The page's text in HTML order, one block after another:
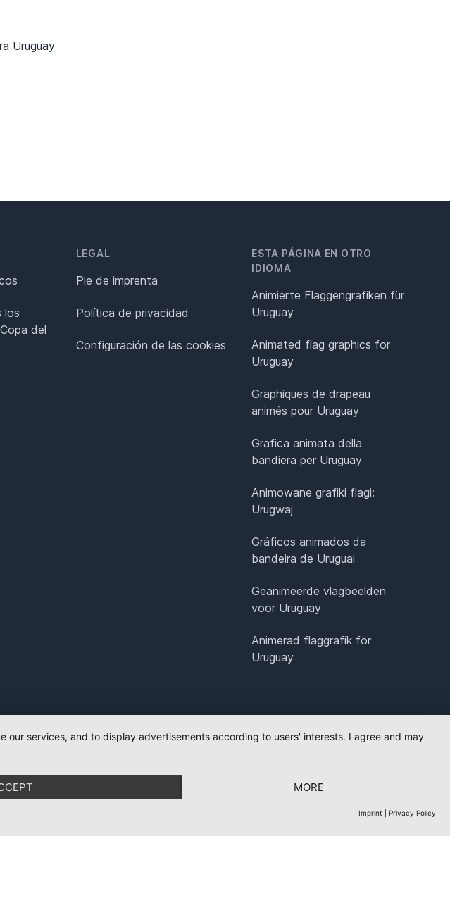
Uruguay
los
del
LEGAL
Pie de imprenta
Política de privacidad
Configuración de las cookies
ESTA PÁGINA EN OTRO
IDIOMA
Animierte Flaggengrafiken für
Uruguay
Animated flag graphics for
Uruguay
Graphiques de drapeau
animés pour Uruguay
Grafica animata della
bandiera per Uruguay
Animowane grafiki flagi:
Urugwaj
Gráficos animados da
bandeira de Uruguai
Geanimeerde vlagbeelden
voor Uruguay
Animerad flaggrafik för
Uruguay
services, and to display advertisements according to users' interests. I agree and may
MORE
Imprint Privacy Policy